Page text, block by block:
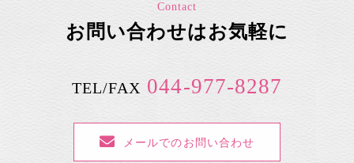
Contact
お問い合わせはお気軽に
TEL/FAX 044-977-8287
メールでのお問い合わせ